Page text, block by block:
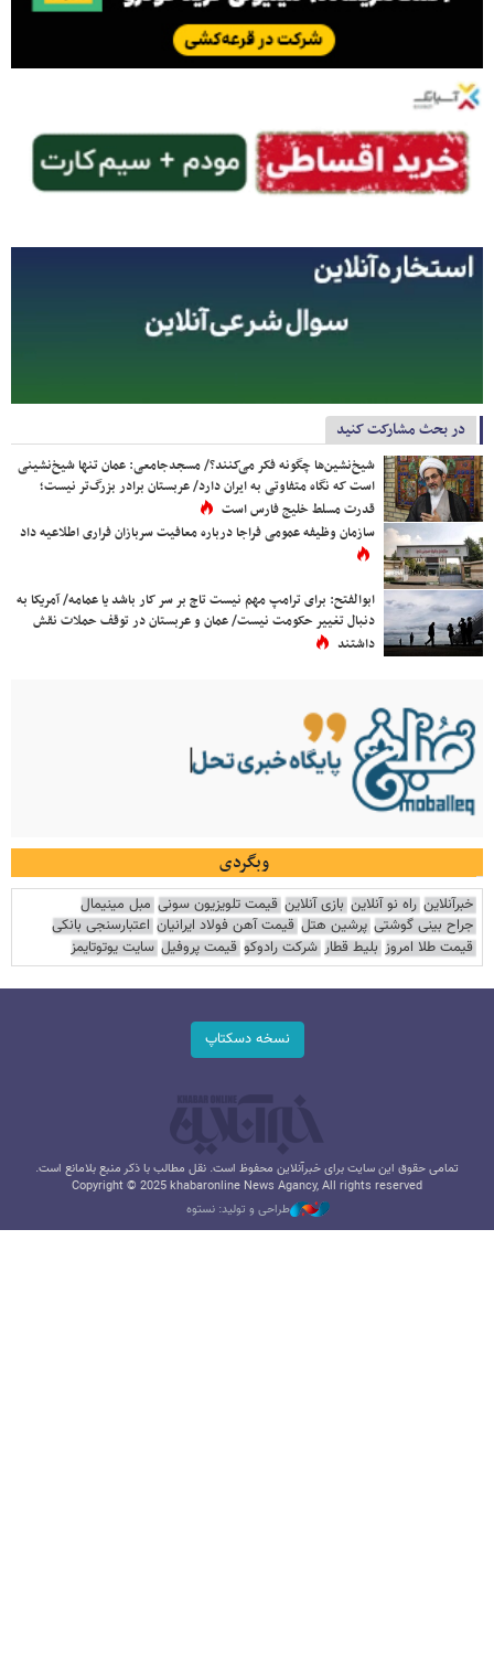
در بحث مشارکت کنید
شیخ‌نشین‌ها چگونه فکر می‌کنند؟/ مسجدجامعی: عمان تنها شیخ‌نشینی
است که نگاه متفاوتی به ایران دارد/ عربستان برادر بزرگ‌تر نیست؛
قدرت مسلط خلیج فارس است
سازمان وظیفه عمومی فراجا درباره معافیت سربازان فراری اطلاعیه داد
ابوالفتح: برای ترامپ مهم نیست تاج بر سر کار باشد یا عمامه/ آمریکا به
دنبال تغییر حکومت نیست/ عمان و عربستان در توقف حملات نقش
داشتند
وبگردی
خبرآنلاین راه نو آنلاین بازی آنلاین قیمت تلویزیون سونی مبل مینیمال
جراح بینی گوشتی پرشین هتل قیمت آهن فولاد ایرانیان اعتبارسنجی بانکی
قیمت طلا امروز بلیط قطار شرکت رادوکو قیمت پروفیل سایت یوتوتایمز
نسخه دسکتاپ
تمامی حقوق این سایت برای خبرآنلاین محفوظ است. نقل مطالب با ذکر منبع بلامانع است.
Copyright © 2025 khabaronline News Agancy, All rights reserved
طراحی و تولید: نستوه